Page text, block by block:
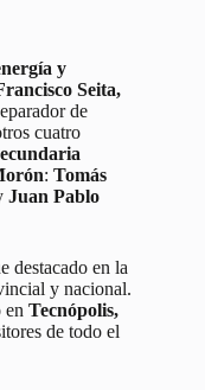
y
Seita,
de
cuatro
: Tomás
Juan Pablo
destacado en la
y nacional.
en Tecnópolis,
de todo el